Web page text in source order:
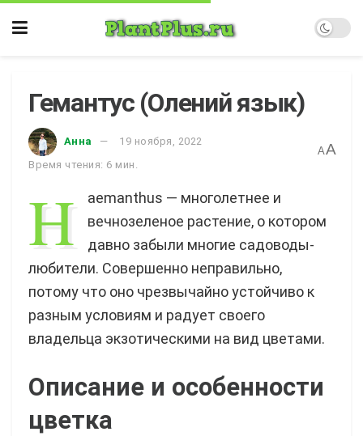
Гемантус (Олений язык)
Анна
19 ноября, 2022
Время чтения: 6 мин.
AA
H
aemanthus — многолетнее и
вечнозеленое растение, о котором
давно забыли многие садоводы-
любители. Совершенно неправильно,
потому что оно чрезвычайно устойчиво к
разным условиям и радует своего
владельца экзотическими на вид цветами.
Описание и особенности
цветка